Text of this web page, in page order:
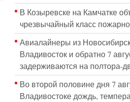
В Козыревске на Камчатке
чрезвычайный класс
Авиалайнеры из
Владивосток и обратно 7
задерживаются на полтора-
Во второй половине дня 7
Владивостоке дождь,